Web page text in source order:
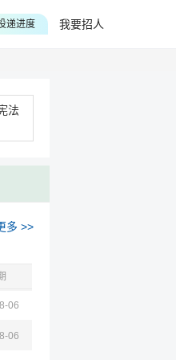
我要招人
试经验
法
多 >>
06
06